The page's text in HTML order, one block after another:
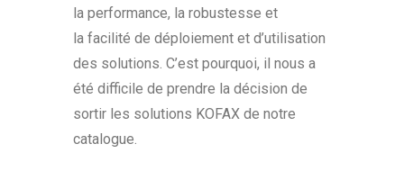
la performance, la robustesse et
la facilité de déploiement et d’utilisation
des solutions. C’est pourquoi, il nous a
été difficile de prendre la décision de
sortir les solutions KOFAX de notre
catalogue.